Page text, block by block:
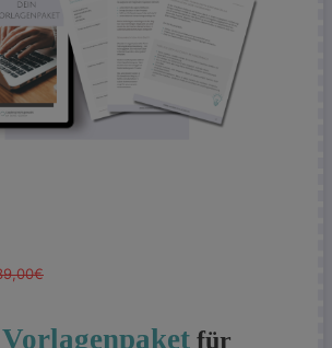
Vorlagenpaket für